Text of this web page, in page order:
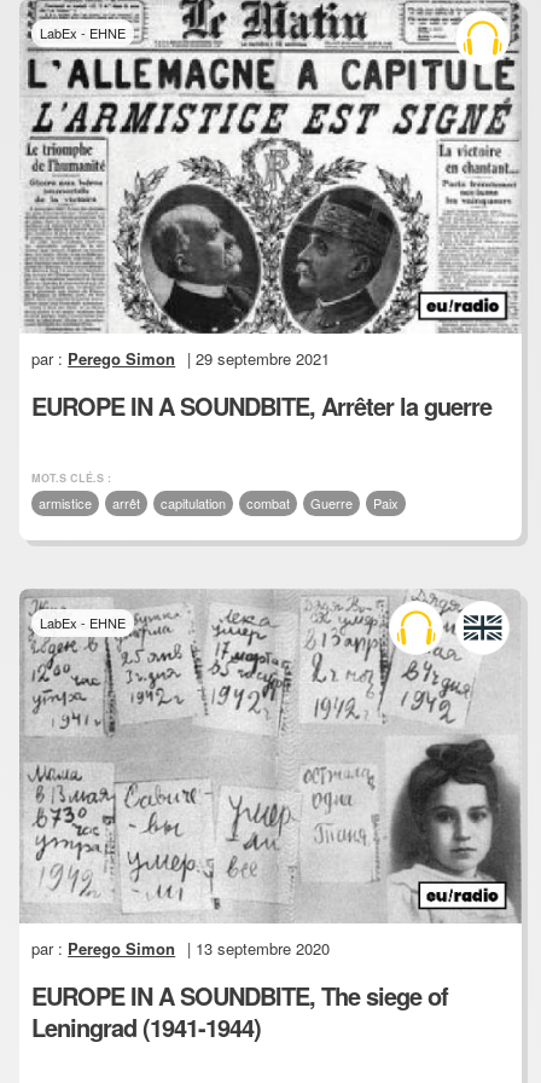
LabEx - EHNE
par : Perego Simon | 29 septembre 2021
EUROPE IN A SOUNDBITE, Arrêter la guerre
MOT.S CLÉ.S :
armistice arrêt capitulation combat Guerre Paix
LabEx - EHNE
par : Perego Simon | 13 septembre 2020
EUROPE IN A SOUNDBITE, The siege of
Leningrad (1941-1944)